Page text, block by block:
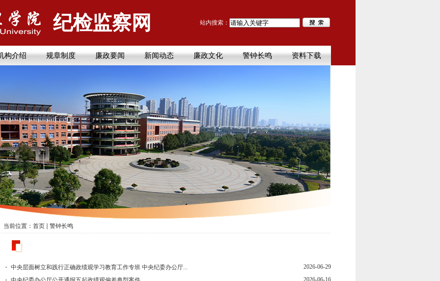
纪检监察网 站内搜索：
构介绍 规章制度 廉政要闻 新闻动态 廉政文化 警钟长鸣 资料下载
当前位置： 首页 警钟长鸣
中央层面树立和践行正确政绩观学习教育工作专班 中央纪委办公厅...
2026-06-29
2026-06-16